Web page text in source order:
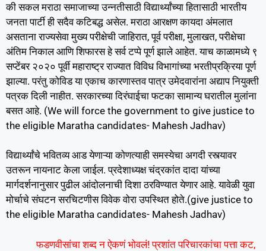
की सकल मराठा समाजाच्या उन्नतीसाठी विद्यार्थ्यांच्या हितासाठी भारतीय
जनता पार्टी ही सदैव कटिबद्ध असेल. मराठा आरक्षण कायदा अंमलात
असताना राज्यसेवा मुख्य परीक्षेची जाहिरात, पूर्व परीक्षा, मुलाखत, परीक्षेचा
अंतिम निकाल आणि शिफारस हे सर्व टप्पे पूर्ण झाले आहेत. याच काळामध्ये ९
सप्टेंबर २०२० पूर्वी महाराष्ट्र राज्यात विविध विभागांच्या भरतीप्रक्रिया पूर्ण
झाल्या. परंतु कोविड या एकाच कारणास्तव पात्र उमेदवारांना अद्याप नियुक्ती
पत्रक दिली नाहीत. सरकारच्या दिरंघाईचा फटका सामान्य घरातील मुलांना
बसत आहे. (We will force the government to give justice to
the eligible Maratha candidates- Mahesh Jadhav)
विद्यार्थ्यांचे भवितव्य आड येणाऱ्या कोणत्याही समस्येचा अगदी रस्त्यावर
उतरून नायनाट केला जाईल. प्रदेशाध्यक्ष चंद्रकांत दादा यांच्या
मार्गदर्शनानुसार पुढील आंदोलनाची दिशा ठरविण्यात येणार आहे. यावेळी युवा
मोर्चाचे संघटन सरचिटणीस विवेक वोरा उपस्थित होते.(give justice to
the eligible Maratha candidates- Mahesh Jadhav)
फडणवीसांचा शब्द न ऐकणं भोवलं! प्रशांत परिचारकांचा पत्ता कट,